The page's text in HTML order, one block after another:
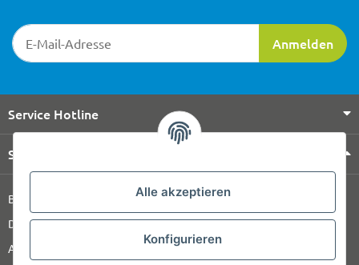
Alle akzeptieren
Konfigurieren
Newsletter-Registrierung
Anmelden
Service Hotline
Shop Service
Barrierefreiheitserklärung
Datenschutz
AGB